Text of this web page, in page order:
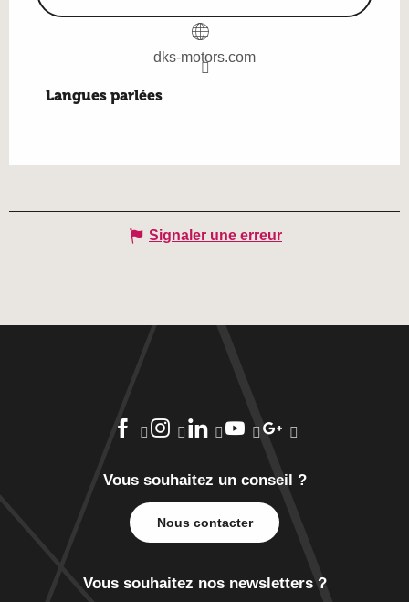
dks-motors.com
Langues parlées
Langues parlées
Signaler une erreur
Vous souhaitez un conseil ?
Nous contacter
Vous souhaitez nos newsletters ?